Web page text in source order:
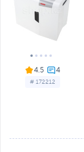
4.5
# 172212